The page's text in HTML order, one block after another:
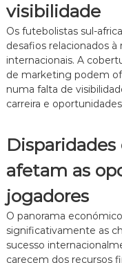
visibilidade
Os futebolistas sul-
desafios relacionados
internacionais. A
de marketing podem
numa falta de
carreira e
afetam as
jogadores
O panorama
significativamente as
sucesso
carecem dos recursos